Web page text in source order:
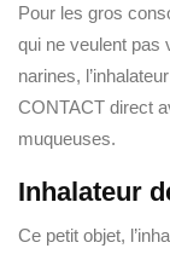
Pour les gros
qui ne veulent pas
narines,
CONTACT direct
muqueuses.
Inhalateur
Ce petit objet,